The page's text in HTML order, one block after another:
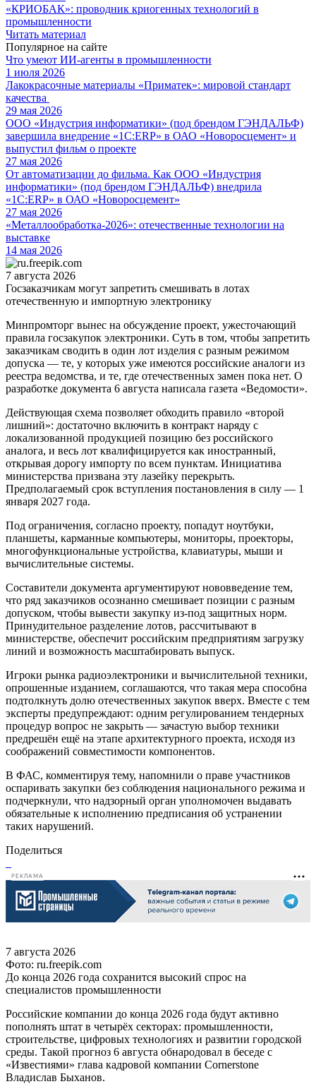
«КРИОБАК»: проводник криогенных технологий в
промышленности
Читать материал
Популярное на сайте
Что умеют ИИ-агенты в промышленности
1 июля 2026
Лакокрасочные материалы «Приматек»: мировой стандарт
качества
29 мая 2026
ООО «Индустрия информатики» (под брендом ГЭНДАЛЬФ)
завершила внедрение «1С:ERP» в ОАО «Новоросцемент» и
выпустил фильм о проекте
27 мая 2026
От автоматизации до фильма. Как ООО «Индустрия
информатики» (под брендом ГЭНДАЛЬФ) внедрила
«1С:ERP» в ОАО «Новоросцемент»
27 мая 2026
«Металлообработка-2026»: отечественные технологии на
выставке
14 мая 2026
7 августа 2026
Госзаказчикам могут запретить смешивать в лотах
отечественную и импортную электронику
Минпромторг вынес на обсуждение проект, ужесточающий
правила госзакупок электроники. Суть в том, чтобы запретить
заказчикам сводить в один лот изделия с разным режимом
допуска — те, у которых уже имеются российские аналоги из
реестра ведомства, и те, где отечественных замен пока нет. О
разработке документа 6 августа написала газета «Ведомости».
Действующая схема позволяет обходить правило «второй
лишний»: достаточно включить в контракт наряду с
локализованной продукцией позицию без российского
аналога, и весь лот квалифицируется как иностранный,
открывая дорогу импорту по всем пунктам. Инициатива
министерства призвана эту лазейку перекрыть.
Предполагаемый срок вступления постановления в силу — 1
января 2027 года.
Под ограничения, согласно проекту, попадут ноутбуки,
планшеты, карманные компьютеры, мониторы, проекторы,
многофункциональные устройства, клавиатуры, мыши и
вычислительные системы.
Составители документа аргументируют нововведение тем,
что ряд заказчиков осознанно смешивает позиции с разным
допуском, чтобы вывести закупку из-под защитных норм.
Принудительное разделение лотов, рассчитывают в
министерстве, обеспечит российским предприятиям загрузку
линий и возможность масштабировать выпуск.
Игроки рынка радиоэлектроники и вычислительной техники,
опрошенные изданием, соглашаются, что такая мера способна
подтолкнуть долю отечественных закупок вверх. Вместе с тем
эксперты предупреждают: одним регулированием тендерных
процедур вопрос не закрыть — зачастую выбор техники
предрешён ещё на этапе архитектурного проекта, исходя из
соображений совместимости компонентов.
В ФАС, комментируя тему, напомнили о праве участников
оспаривать закупки без соблюдения национального режима и
подчеркнули, что надзорный орган уполномочен выдавать
обязательные к исполнению предписания об устранении
таких нарушений.
Поделиться
РЕКЛАМА
7 августа 2026
Фото: ru.freepik.com
До конца 2026 года сохранится высокий спрос на
специалистов промышленности
Российские компании до конца 2026 года будут активно
пополнять штат в четырёх секторах: промышленности,
строительстве, цифровых технологиях и развитии городской
среды. Такой прогноз 6 августа обнародовал в беседе с
«Известиями» глава кадровой компании Cornerstone
Владислав Быханов.